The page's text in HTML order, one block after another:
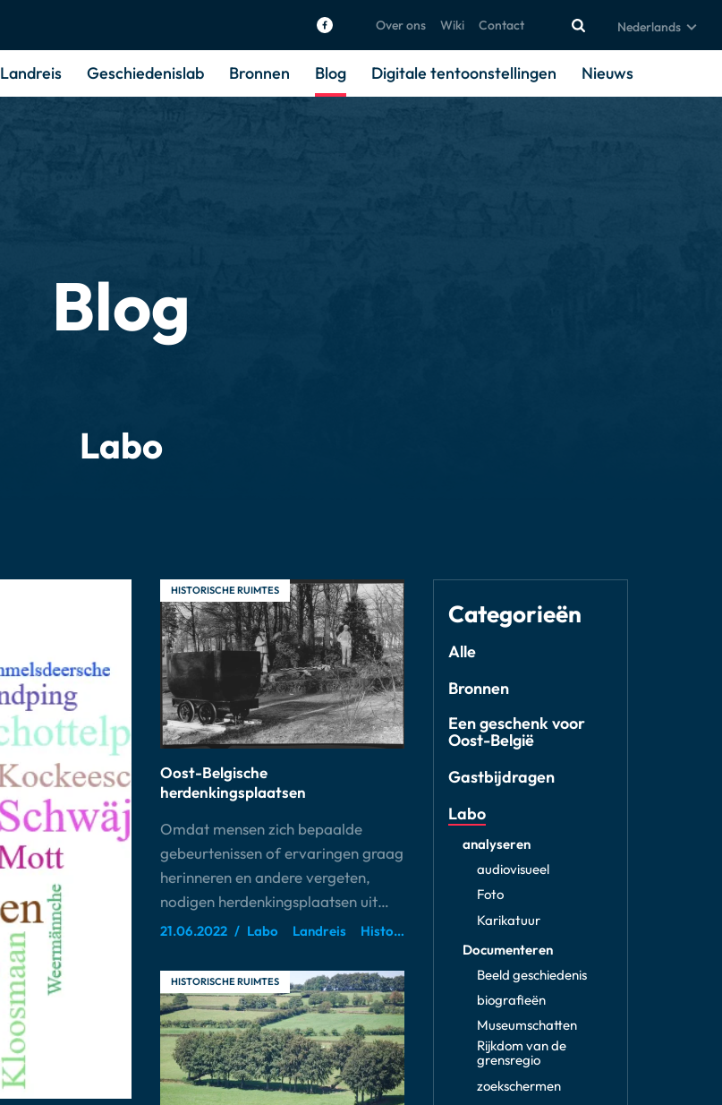
Over ons Wiki Contact Nederlands
Landreis Geschiedenislab Bronnen Blog Digitale tentoonstellingen Nieuws
Blog
Labo
HISTORISCHE RUIMTES
Oost-Belgische
herdenkingsplaatsen
Omdat mensen zich bepaalde
gebeurtenissen of ervaringen graag
herinneren en andere vergeten,
nodigen herdenkingsplaatsen uit…
21.06.2022 Labo Landreis Historische ruimtes
HISTORISCHE RUIMTES
Categorieën
Alle
Bronnen
Een geschenk voor
Oost-België
Gastbijdragen
Labo
analyseren
audiovisueel
Foto
Karikatuur
Documenteren
Beeld geschiedenis
biografieën
Museumschatten
Rijkdom van de
grensregio
zoekschermen